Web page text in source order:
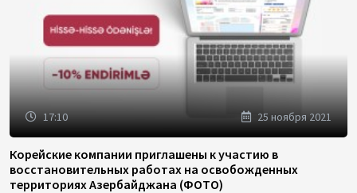
17:10 25 ноября 2021
Корейские компании приглашены к участию в
восстановительных работах на освобожденных
территориях Азербайджана (ФОТО)